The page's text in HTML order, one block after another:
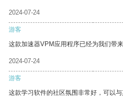
2024-07-24
游客
这款加速器VPM应用程序已经为我们带
2024-07-24
游客
这款学习软件的社区氛围非常好，可以与